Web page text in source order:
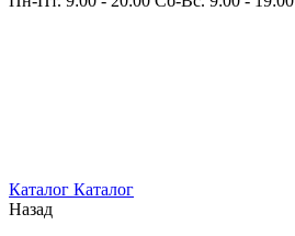
Каталог Каталог
Назад